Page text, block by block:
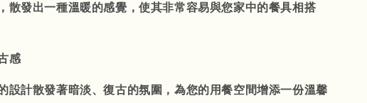
散發出一種溫暖的感覺，使其非常容易與您家中的餐具相搭
感
設計散發著暗淡、復古的氛圍，為您的用餐空間增添一份溫馨